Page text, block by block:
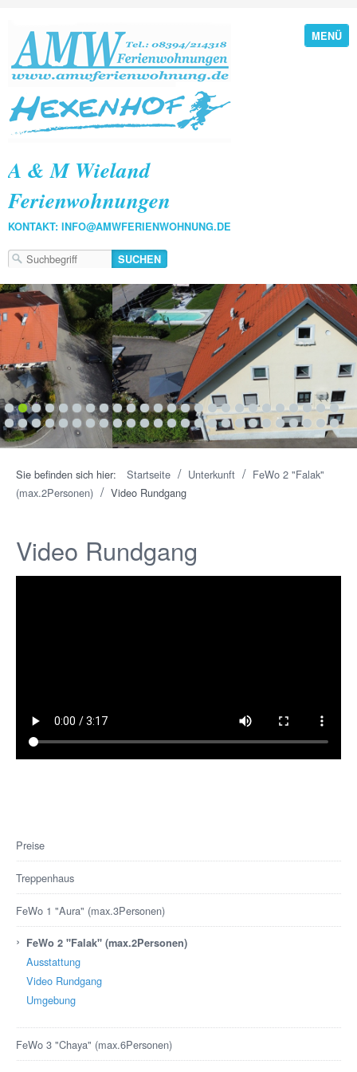
MENÜ
A & M Wieland
Ferienwohnungen
KONTAKT: INFO@AMWFERIENWOHNUNG.DE
1 2 3 4 5 6 7 8 910111213141516171819202122232425
26272829 30 31 32 33343536373839404142434445 464748 4950
Sie befinden sich hier: Startseite / Unterkunft / FeWo 2 "Falak"
(max.2Personen) / Video Rundgang
Video Rundgang
Preise
Treppenhaus
FeWo 1 "Aura" (max.3Personen)
› FeWo 2 "Falak" (max.2Personen)
Ausstattung
Video Rundgang
Umgebung
FeWo 3 "Chaya" (max.6Personen)